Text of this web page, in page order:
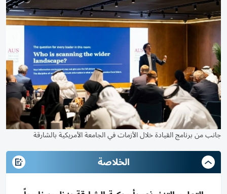
جانب من برنامج القيادة خلال الأزمات في الجامعة الأمريكية بالشارقة
الخلاصة